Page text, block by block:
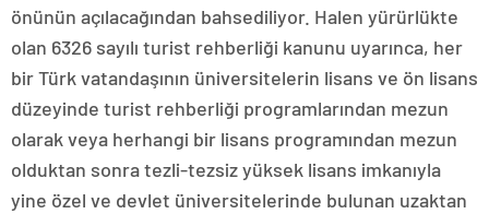
önünün açılacağından bahsediliyor. Halen yürürlükte
olan 6326 sayılı turist rehberliği kanunu uyarınca, her
bir Türk vatandaşının üniversitelerin lisans ve ön lisans
düzeyinde turist rehberliği programlarından mezun
olarak veya herhangi bir lisans programından mezun
olduktan sonra tezli-tezsiz yüksek lisans imkanıyla
yine özel ve devlet üniversitelerinde bulunan uzaktan